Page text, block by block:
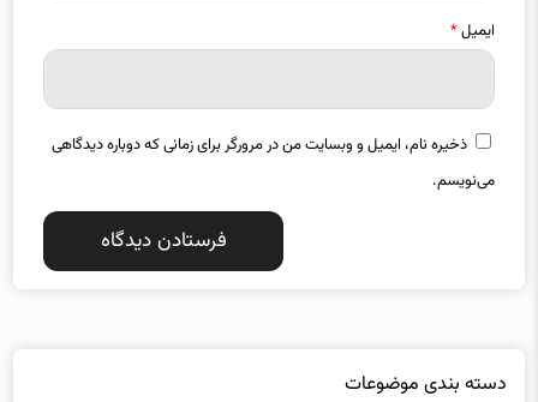
ذخیره نام، ایمیل و وبسایت من در مرورگر برای زمانی که دوباره دیدگاهی
می‌نویسم.